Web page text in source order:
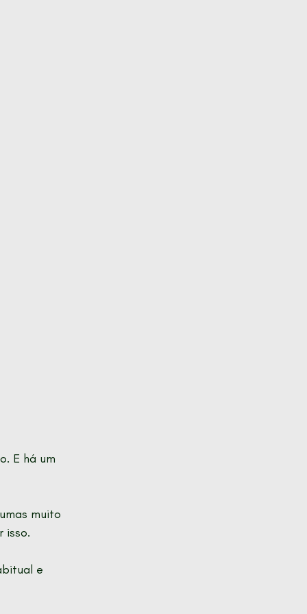
E há um
muito
isso.
e